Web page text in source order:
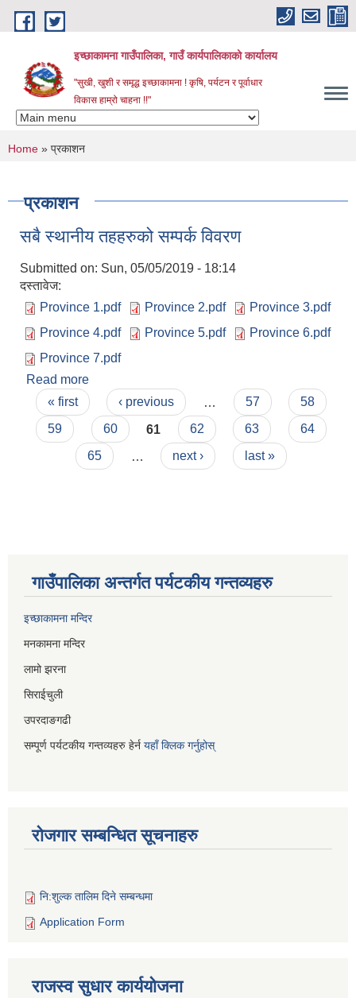
Skip to main content
इच्छाकामना गाउँपालिका, गाउँ कार्यपालिकाको कार्यालय
"सुखी, खुशी र समृद्ध इच्छाकामना ! कृषि, पर्यटन र पूर्वाधार
विकास हाम्रो चाहना !!"
You are here
Home » प्रकाशन
प्रकाशन
सबै स्थानीय तहहरुको सम्पर्क विवरण
Submitted on: Sun, 05/05/2019 - 18:14
दस्तावेज:
Province 1.pdf
Province 2.pdf
Province 3.pdf
Province 4.pdf
Province 5.pdf
Province 6.pdf
Province 7.pdf
Read more
Pages
« first ‹ previous 57
58
59
60 61 62 63
64
65
next › last »
गाउँपालिका अन्तर्गत पर्यटकीय गन्तव्यहरु
इच्छाकामना मन्दिर
मनकामना मन्दिर
लामो झरना
सिराईचुली
उपरदाङगढी
सम्पूर्ण पर्यटकीय गन्तव्यहरु हेर्न यहाँ क्लिक गर्नुहोस्
रोजगार सम्बन्धित सूचनाहरु
नि:शुल्क तालिम दिने सम्बन्धमा
Application Form
राजस्व सुधार कार्ययोजना